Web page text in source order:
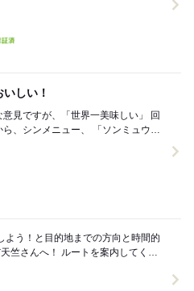
しい！
よう！と目的地までの方向と時間的
トを案内してくれ